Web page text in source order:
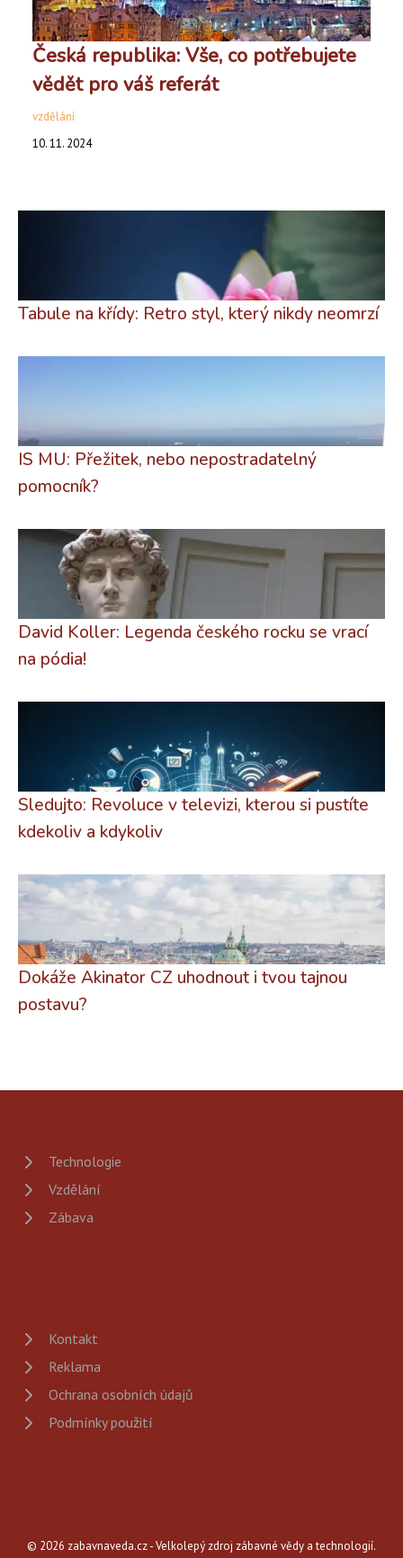
Česká republika: Vše, co potřebujete
vědět pro váš referát
vzdělání
10. 11. 2024
Tabule na křídy: Retro styl, který nikdy neomrzí
IS MU: Přežitek, nebo nepostradatelný
pomocník?
David Koller: Legenda českého rocku se vrací
na pódia!
Sledujto: Revoluce v televizi, kterou si pustíte
kdekoliv a kdykoliv
Dokáže Akinator CZ uhodnout i tvou tajnou
postavu?
Technologie
Vzdělání
Zábava
Kontakt
Reklama
Ochrana osobních údajů
Podmínky použití
© 2026 zabavnaveda.cz - Velkolepý zdroj zábavné vědy a technologií.